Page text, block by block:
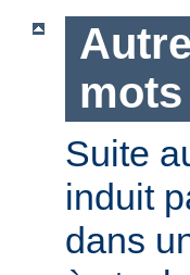
Suite
induit
dans